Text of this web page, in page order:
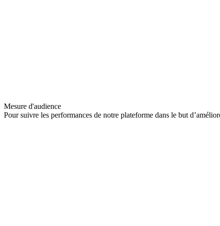
Mesure d'audience
Pour suivre les performances de notre plateforme dans le but